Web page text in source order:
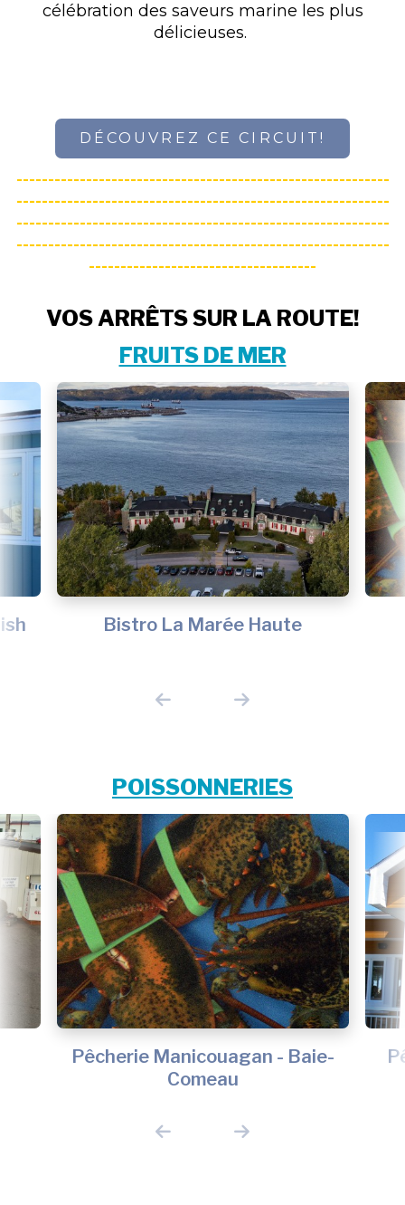
célébration des saveurs marine les plus
délicieuses.
DÉCOUVREZ CE CIRCUIT!
-----------------------------------------------------------
-----------------------------------------------------------
-----------------------------------------------------------
-----------------------------------------------------------
------------------------------------
VOS ARRÊTS SUR LA ROUTE!
FRUITS DE MER
Bistro La Marée Haute
POISSONNERIES
Pêcherie Manicouagan - Baie-
Comeau